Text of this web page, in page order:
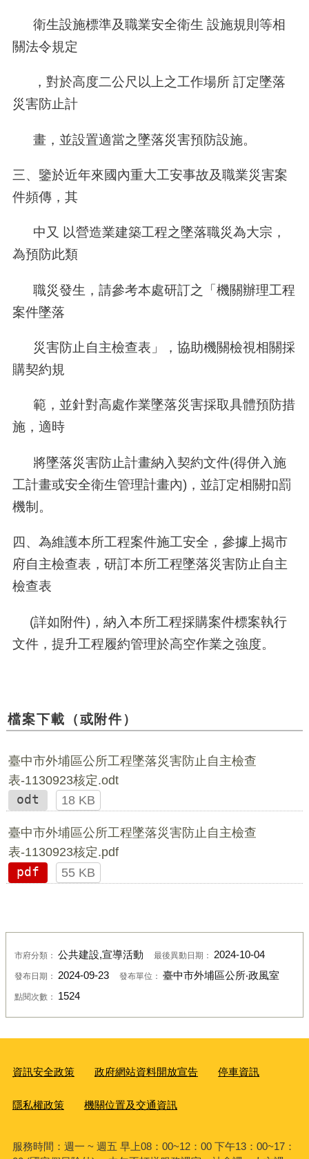
衛生設施標準及職業安全衛生 設施規則等相
關法令規定
，對於高度二公尺以上之工作場所 訂定墜落
災害防止計
畫，並設置適當之墜落災害預防設施。
三、鑒於近年來國內重大工安事故及職業災害案
件頻傳，其
中又 以營造業建築工程之墜落職災為大宗，
為預防此類
職災發生，請參考本處研訂之「機關辦理工程
案件墜落
災害防止自主檢查表」，協助機關檢視相關採
購契約規
範，並針對高處作業墜落災害採取具體預防措
施，適時
將墜落災害防止計畫納入契約文件(得併入施
工計畫或安全衛生管理計畫內)，並訂定相關扣罰
機制。
四、為維護本所工程案件施工安全，參據上揭市
府自主檢查表，研訂本所工程墜落災害防止自主
檢查表
(詳如附件)，納入本所工程採購案件標案執行
文件，提升工程履約管理於高空作業之強度。
檔案下載（或附件）
臺中市外埔區公所工程墜落災害防止自主檢查
表-1130923核定.odt
odt
18 KB
臺中市外埔區公所工程墜落災害防止自主檢查
表-1130923核定.pdf
pdf
55 KB
市府分類： 公共建設,宣導活動 最後異動日期： 2024-10-04
發布日期： 2024-09-23 發布單位： 臺中市外埔區公所‧政風室
點閱次數： 1524
資訊安全政策 政府網站資料開放宣告 停車資訊
隱私權政策 機關位置及交通資訊
服務時間：週一 ~ 週五 早上08：00~12：00 下午13：00~17：